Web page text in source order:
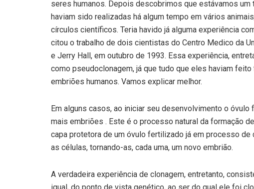
seres humanos. Depois descobrimos que estávamos
haviam sido realizadas há algum tempo em vários
círculos científicos. Teria havido já alguma experiência
citou o trabalho de dois cientistas do Centro Medico da
e Jerry Hall, em outubro de 1993. Essa experiência,
como pseudoclonagem, já que tudo que eles haviam
embriões humanos. Vamos explicar melhor.
Em alguns casos, ao iniciar seu desenvolvimento o
mais embriões . Este é o processo natural da formação
capa protetora de um óvulo fertilizado já em processo
as células, tornando-as, cada uma, um novo embrião.
A verdadeira experiência de clonagem, entretanto,